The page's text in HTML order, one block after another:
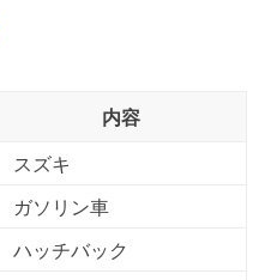
内容
スズキ
ガソリン車
ハッチバック